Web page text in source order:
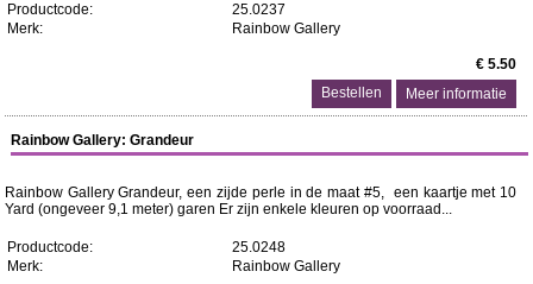
Productcode:
25.0237
Merk:
Rainbow Gallery
€ 5.50
Meer informatie
Rainbow Gallery: Grandeur
Rainbow Gallery Grandeur, een zijde perle in de maat #5, een kaartje met 10
Yard (ongeveer 9,1 meter) garen Er zijn enkele kleuren op voorraad...
Productcode:
25.0248
Merk:
Rainbow Gallery